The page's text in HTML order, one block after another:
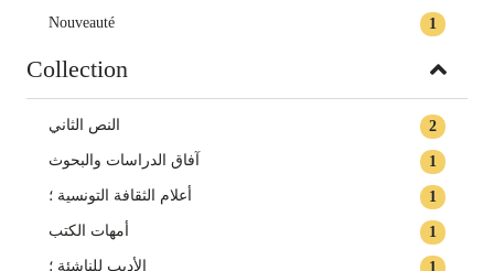
1
Nouveauté
Collection
2 النص الثاني
1 آفاق الدراسات والبحوث
1 أعلام الثقافة التونسية‏ ؛
1 أمهات الكتب
1 الأديب للناشئة ؛